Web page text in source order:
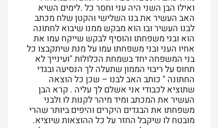
ואילו הבן השני היה עני וחסר כל .לימים השיא
האב העשיר את בנו השלישי והקטן שלח מכתב
לבנו העשיר ובו הוא מבקש ממנו שיבוא לחתונה
הוא ובני משפחתו והוסיף לבקש שייקח עמו את
אחיו העני ובני משפחתו עמו על מנת שיתקבצו כל
בני המשפחה יחד בשמחת הכלולות "ועינייך לא
תחוס על ריבוי הממון שתעלה לך הנסיעה ובגדי
החתונה " כותב האב לבנו – שכן כל הוצאה
שתוציא לכבודי אני אשלם לך עליה . קרא הבן
העשיר את המכתב ומיד מיהר לקנות לו ולבני
משפחתו את הבגדים היקרים והיפים ביותר שהרי
מובטח לו שיקבל החזר על כל ההוצאות שיוציא.